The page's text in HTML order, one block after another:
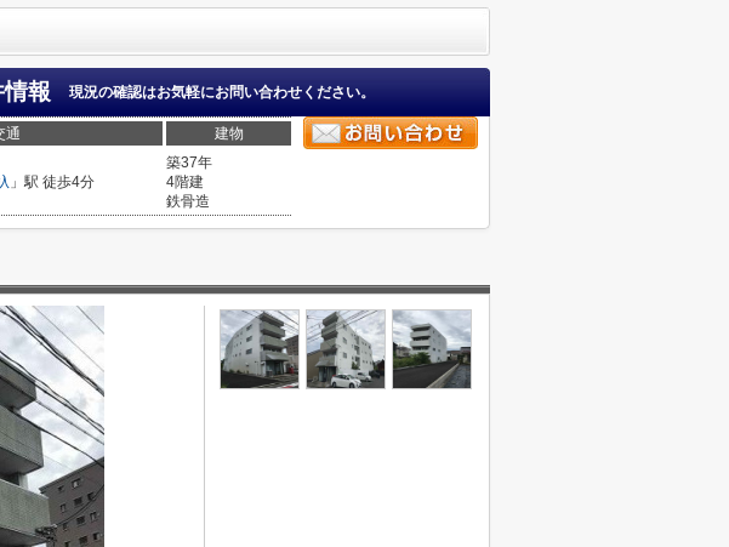
報 現況の確認はお気軽にお問い合わせください。
通 建物
」駅 徒歩4分
築37年
4階建
鉄骨造